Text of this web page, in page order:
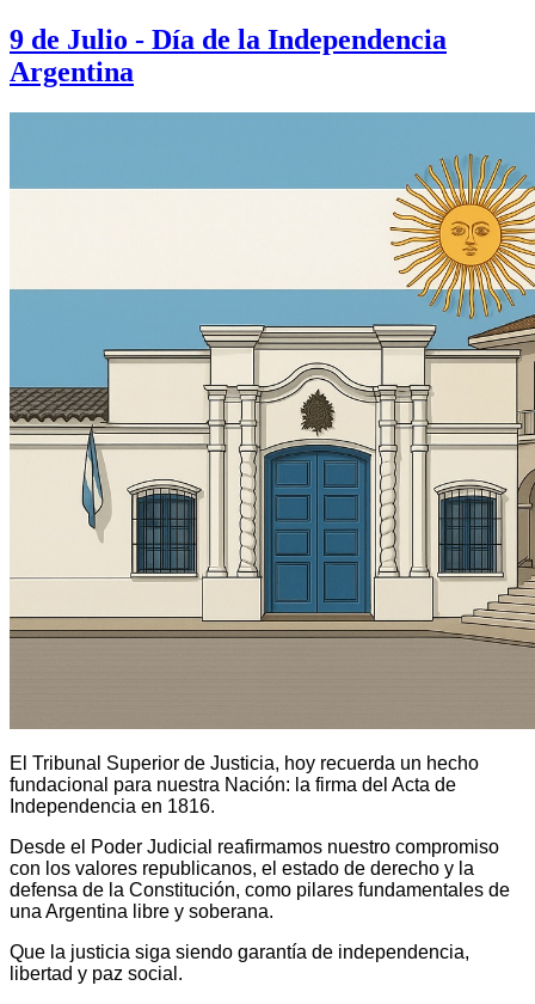
9 de Julio - Día de la Independencia
Argentina
El Tribunal Superior de Justicia, hoy recuerda un hecho
fundacional para nuestra Nación: la firma del Acta de
Independencia en 1816.
Desde el Poder Judicial reafirmamos nuestro compromiso
con los valores republicanos, el estado de derecho y la
defensa de la Constitución, como pilares fundamentales de
una Argentina libre y soberana.
Que la justicia siga siendo garantía de independencia,
libertad y paz social.